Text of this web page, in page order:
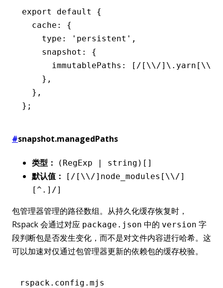
export default
{
  cache
:
{
    type
: 'persistent' ,
    snapshot
:
{
      immutablePaths
: [ /[\\/]\.yarn[\\/
    }
,
  }
,
};
#snapshot.managedPaths
类型： (RegExp | string)[]
默认值：
[/[\\/]node_modules[\\/]
[^.]/]
包管理器管理的路径数组。从持久化缓存恢复时，
Rspack 会通过对应 package.json 中的 version 字
段判断包是否发生变化，而不是对文件内容进行哈希。这
可以加速对仅通过包管理器更新的依赖包的缓存校验。
rspack.config.mjs